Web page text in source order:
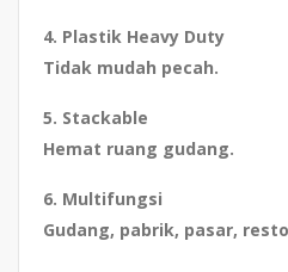
4. Plastik Heavy Duty
Tidak mudah pecah.
5. Stackable
Hemat ruang gudang.
6. Multifungsi
Gudang, pabrik, pasar,